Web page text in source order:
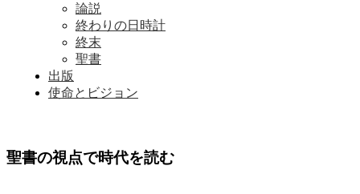
論説
終わりの日時計
終末
聖書
出版
使命とビジョン
聖書の視点で時代を読む